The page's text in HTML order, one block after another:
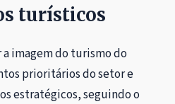
turísticos
imagem do turismo do
prioritários do setor e
estratégicos, seguindo o